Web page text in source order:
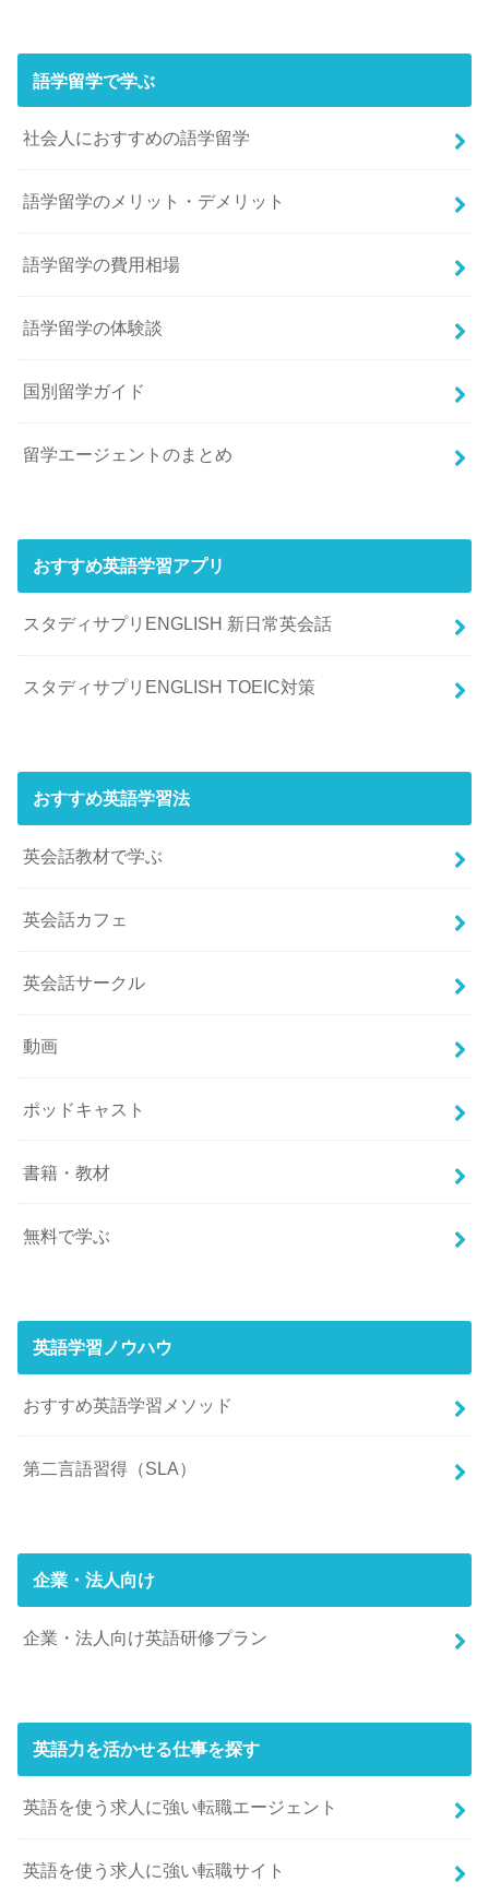
語学留学で学ぶ
社会人におすすめの語学留学
語学留学のメリット・デメリット
語学留学の費用相場
語学留学の体験談
国別留学ガイド
留学エージェントのまとめ
おすすめ英語学習アプリ
スタディサプリENGLISH 新日常英会話
スタディサプリENGLISH TOEIC対策
おすすめ英語学習法
英会話教材で学ぶ
英会話カフェ
英会話サークル
動画
ポッドキャスト
書籍・教材
無料で学ぶ
英語学習ノウハウ
おすすめ英語学習メソッド
第二言語習得（SLA）
企業・法人向け
企業・法人向け英語研修プラン
英語力を活かせる仕事を探す
英語を使う求人に強い転職エージェント
英語を使う求人に強い転職サイト